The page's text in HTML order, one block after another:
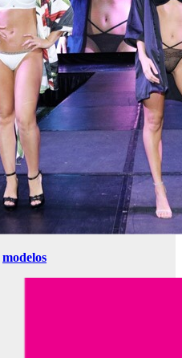
modelos